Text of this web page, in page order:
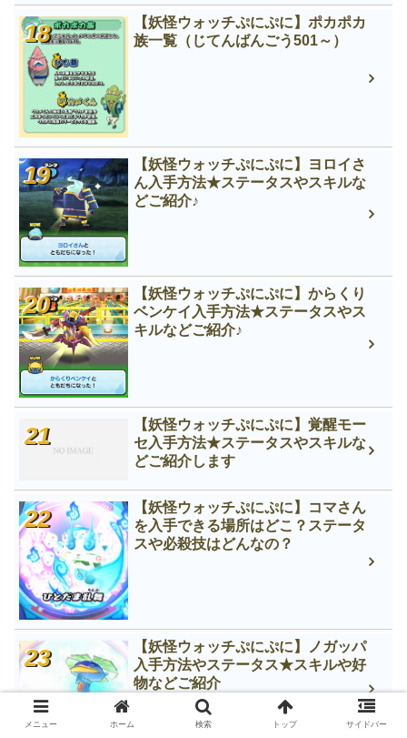
【妖怪ウォッチぷにぷに】ポカポカ
族一覧（じてんばんごう501～）
【妖怪ウォッチぷにぷに】ヨロイさ
ん入手方法★ステータスやスキルな
どご紹介♪
【妖怪ウォッチぷにぷに】からくり
ベンケイ入手方法★ステータスやス
キルなどご紹介♪
【妖怪ウォッチぷにぷに】覚醒モー
セ入手方法★ステータスやスキルな
どご紹介します
【妖怪ウォッチぷにぷに】コマさん
を入手できる場所はどこ？ステータ
スや必殺技はどんなの？
【妖怪ウォッチぷにぷに】ノガッパ
入手方法やステータス★スキルや好
物などご紹介
メニュー ホーム 検索 トップ サイドバー